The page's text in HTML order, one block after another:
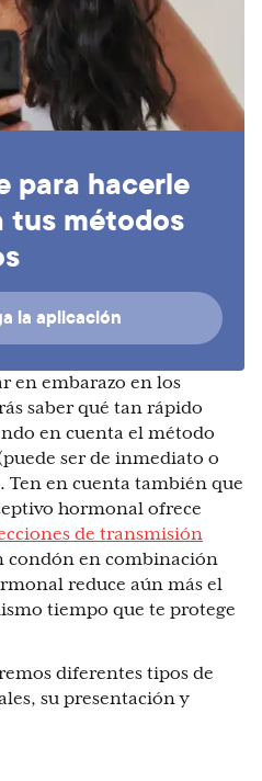
para hacerle
tus métodos
la aplicación
en embarazo en los
saber qué tan rápido
en cuenta el método
ser de inmediato o
Ten en cuenta también que
hormonal ofrece
de transmisión
condón en combinación
reduce aún más el
tiempo que te protege
diferentes tipos de
su presentación y